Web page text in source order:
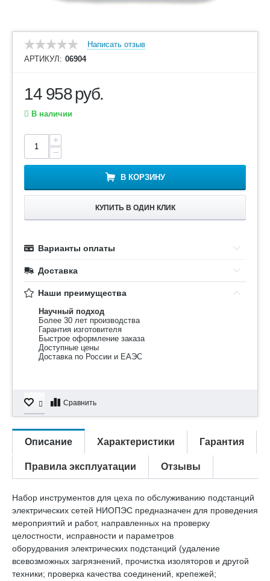
Написать отзыв
АРТИКУЛ: 06904
14 958руб.
В наличии
+
−
В КОРЗИНУ
КУПИТЬ В ОДИН КЛИК
Варианты оплаты
Доставка
Наши преимущества
Научный подход
Более 30 лет производства
Гарантия изготовителя
Быстрое оформление заказа
Доступные цены
Доставка по России и ЕАЭС
Сравнить
Описание Характеристики Гарантия
Правила эксплуатации Отзывы
Набор инструментов для цеха по обслуживанию подстанций
электрических сетей НИОПЭС предназначен для проведения
мероприятий и работ, направленных на проверку
целостности, исправности и параметров
оборудования электрических подстанций (удаление
всевозможных загрязнений, прочистка изоляторов и другой
техники; проверка качества соединений, крепежей;